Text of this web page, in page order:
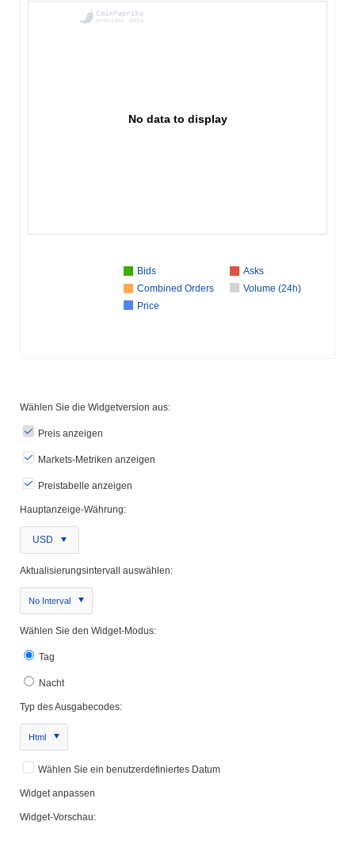
No data to display
Bids
Asks
Combined Orders
Volume (24h)
Price
Wählen Sie die Widgetversion aus:
Preis anzeigen
Markets-Metriken anzeigen
Preistabelle anzeigen
Hauptanzeige-Währung:
USD
Aktualisierungsintervall auswählen:
No Interval
Wählen Sie den Widget-Modus:
Tag
Nacht
Typ des Ausgabecodes:
Html
Wählen Sie ein benutzerdefiniertes Datum
Widget anpassen
Widget-Vorschau: